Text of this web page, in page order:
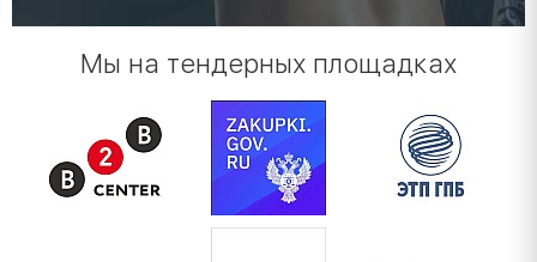
Мы на тендерных площадках